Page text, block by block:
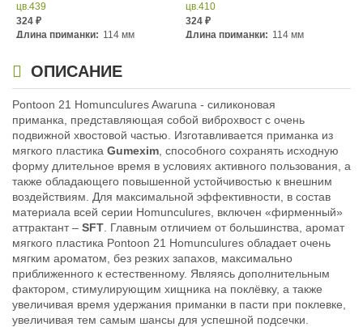
цв.439
324 ₽
Длина приманки: 114 мм
цв.410
324 ₽
Длина приманки: 114 мм
Силиконовые приманки Pontoon
21 Homunculures Awaruna 4.5″
цв.420
324₽
Длина приманки:114 мм
Вес приманки:10.7 г
Силиконовые приманки Pontoon
21 Homunculures Awaruna 4.5″
цв.422
324₽
Длина приманки:114 мм
Вес приманки:10.7 г
ОПИСАНИЕ
Pontoon 21 Homunculures Awaruna - силиконовая
приманка, представляющая собой виброхвост с очень
подвижной хвостовой частью. Изготавливается приманка из
мягкого пластика Gumexim , способного сохранять исходную
форму длительное время в условиях активного пользования, а
также обладающего повышенной устойчивостью к внешним
воздействиям. Для максимальной эффективности, в состав
материала всей серии Homunculures, включен «фирменный»
аттрактант – SFT . Главным отличием от большинства, аромат
мягкого пластика Pontoon 21 Homunculures обладает очень
мягким ароматом, без резких запахов, максимально
приближенного к естественному. Являясь дополнительным
фактором, стимулирующим хищника на поклёвку, а также
увеличивая время удержания приманки в пасти при поклевке,
увеличивая тем самым шансы для успешной подсечки.